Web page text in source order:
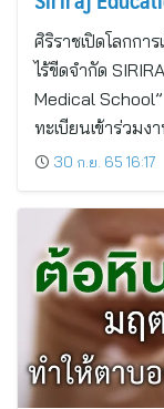
ศิริราชเปิดโลกก
ไร้ขีดจำกัด
Medical
ทะเบียนเข้าร่วมง
30 ก.ย. 65 16:17